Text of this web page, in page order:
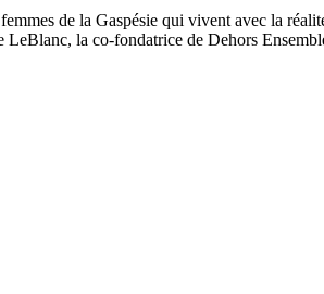
de la Gaspésie qui vivent avec la
la co-fondatrice de Dehors